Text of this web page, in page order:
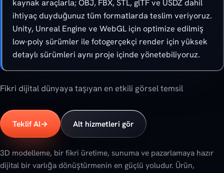
kaynak araçlarla; OBJ, FBX, STL, glTF ve USDZ dahil
ihtiyaç duyduğunuz tüm formatlarda teslim veriyoruz.
Unity, Unreal Engine ve WebGL için optimize edilmiş
low-poly sürümler ile fotogerçekçi render için yüksek
detaylı sürümleri aynı proje içinde yönetebiliyoruz.
Fikri dijital dünyaya taşıyan en etkili görsel temsil
Teklif Al→ Alt hizmetleri gör
3D modelleme, bir fikri üretime, sunuma ve pazarlamaya hazır
dijital bir varlığa dönüştürmenin en güçlü yoludur. Ürün,